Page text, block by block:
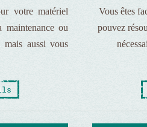
votre matériel
maintenance ou
mais aussi vous
Vous êtes
pouvez